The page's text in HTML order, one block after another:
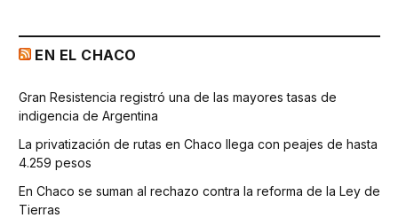
EN EL CHACO
Gran Resistencia registró una de las mayores tasas de
indigencia de Argentina
La privatización de rutas en Chaco llega con peajes de hasta
4.259 pesos
En Chaco se suman al rechazo contra la reforma de la Ley de
Tierras